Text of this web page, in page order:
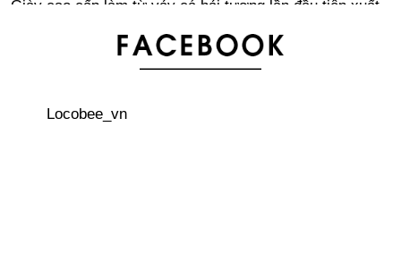
Giày cao cấp làm từ vảy cá hải tượng lần đầu tiên xuất
Locobee_vn